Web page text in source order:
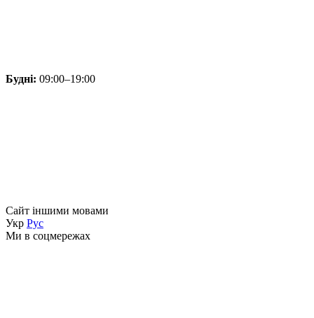
Будні: 09:00–19:00
Сайт іншими мовами
Укр Рус
Ми в соцмережах